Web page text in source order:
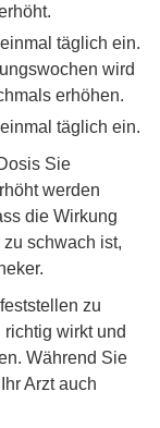
täglich ein.
wird
erhöhen.
täglich ein.
Sie
werden
die Wirkung
schwach ist,
zu
wirkt und
Während Sie
Arzt auch